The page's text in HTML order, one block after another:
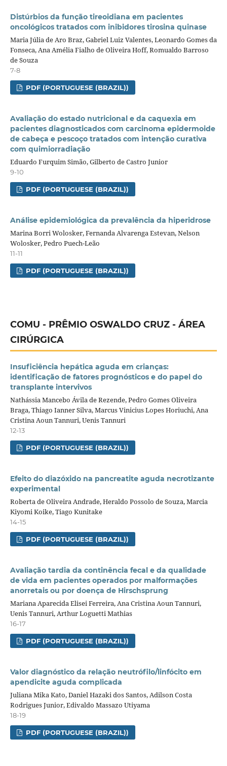
Distúrbios da função tireoidiana em pacientes
oncológicos tratados com inibidores tirosina quinase
Maria Júlia de Aro Braz, Gabriel Luiz Valentes, Leonardo Gomes da
Fonseca, Ana Amélia Fialho de Oliveira Hoff, Romualdo Barroso
de Souza
7-8
PDF (PORTUGUESE (BRAZIL))
Avaliação do estado nutricional e da caquexia em
pacientes diagnosticados com carcinoma epidermoide
de cabeça e pescoço tratados com intenção curativa
com quimiorradiação
Eduardo Furquim Simão, Gilberto de Castro Junior
9-10
PDF (PORTUGUESE (BRAZIL))
Análise epidemiológica da prevalência da hiperidrose
Marina Borri Wolosker, Fernanda Alvarenga Estevan, Nelson
Wolosker, Pedro Puech-Leão
11-11
PDF (PORTUGUESE (BRAZIL))
COMU - PRÊMIO OSWALDO CRUZ - ÁREA
CIRÚRGICA
Insuficiência hepática aguda em crianças:
identificação de fatores prognósticos e do papel do
transplante intervivos
Nathássia Mancebo Ávila de Rezende, Pedro Gomes Oliveira
Braga, Thiago Ianner Silva, Marcus Vinicius Lopes Horiuchi, Ana
Cristina Aoun Tannuri, Uenis Tannuri
12-13
PDF (PORTUGUESE (BRAZIL))
Efeito do diazóxido na pancreatite aguda necrotizante
experimental
Roberta de Oliveira Andrade, Heraldo Possolo de Souza, Marcia
Kiyomi Koike, Tiago Kunitake
14-15
PDF (PORTUGUESE (BRAZIL))
Avaliação tardia da continência fecal e da qualidade
de vida em pacientes operados por malformações
anorretais ou por doença de Hirschsprung
Mariana Aparecida Elisei Ferreira, Ana Cristina Aoun Tannuri,
Uenis Tannuri, Arthur Loguetti Mathias
16-17
PDF (PORTUGUESE (BRAZIL))
Valor diagnóstico da relação neutrófilo/linfócito em
apendicite aguda complicada
Juliana Mika Kato, Daniel Hazaki dos Santos, Adilson Costa
Rodrigues Junior, Edivaldo Massazo Utiyama
18-19
PDF (PORTUGUESE (BRAZIL))